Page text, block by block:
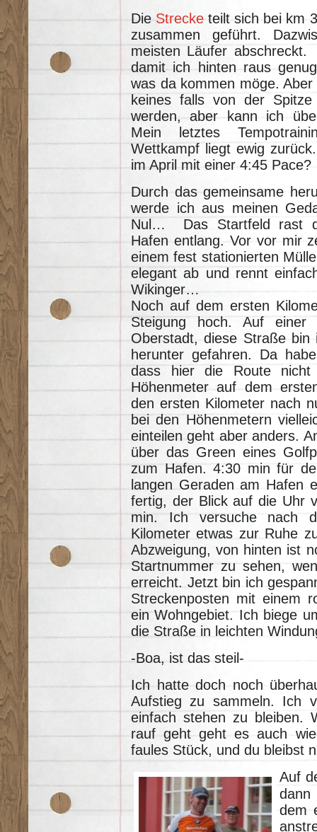
DieStrecketeilt sich bei km
zusammen geführt.
meisten Läufer
damit ich hinten raus
was da kommen möge.
keines falls von der
werden, aber kann ich
Mein letztes
Wettkampf liegt ewig
im April mit einer 4:45 Pace?
Durch das gemeinsame
werde ich aus meinen
Nul… Das Startfeld rast
Hafen entlang. Vor vor mir
einem fest stationierten
elegant ab und rennt
Wikinger…
Noch auf dem ersten
Steigung hoch. Auf
Oberstadt, diese Straße
herunter gefahren. Da
dass hier die Route
Höhenmeter auf dem
den ersten Kilometer nach
bei den Höhenmetern
einteilen geht aber anders.
über das Green eines
zum Hafen. 4:30 min für
langen Geraden am Hafen
fertig, der Blick auf die Uhr
min. Ich versuche nach
Kilometer etwas zur Ruhe
Abzweigung, von hinten ist
Startnummer zu sehen,
erreicht. Jetzt bin ich
Streckenposten mit einem
ein Wohngebiet. Ich biege
die Straße in leichten
-Boa, ist das steil-
Ich hatte doch noch
Aufstieg zu sammeln. Ich
einfach stehen zu bleiben.
rauf geht geht es auch
faules Stück, und du bleibst
Auf
dann
dem